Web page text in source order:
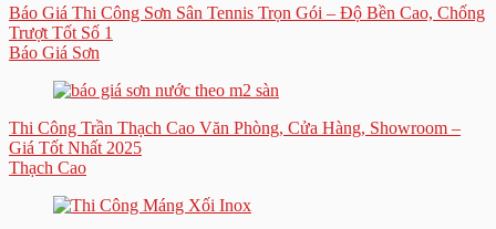
Báo Giá Thi Công Sơn Sân Tennis Trọn Gói – Độ Bền Cao, Chống
Trượt Tốt Số 1
Báo Giá Sơn
Thi Công Trần Thạch Cao Văn Phòng, Cửa Hàng, Showroom –
Giá Tốt Nhất 2025
Thạch Cao